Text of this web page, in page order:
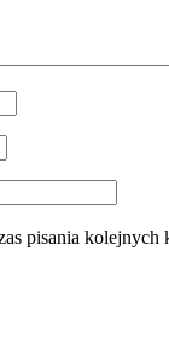
pisania kolejnych